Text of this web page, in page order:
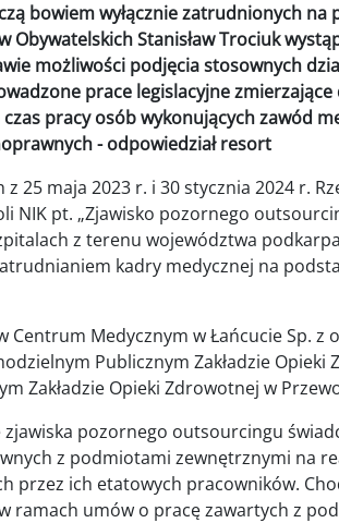
bowiem wyłącznie zatrudnionych
Obywatelskich Stanisław Trociuk
możliwości podjęcia stosownych
prace legislacyjne
pracy osób wykonujących zawód
- odpowiedział resort
25 maja 2023 r. i 30 stycznia 2024 r.
NIK pt. „Zjawisko pozornego
z terenu województwa
kadry medycznej na
Centrum Medycznym w Łańcucie Sp. z
Publicznym Zakładzie
Zakładzie Opieki Zdrowotnej w
zjawiska pozornego outsourcingu
z podmiotami zewnętrznymi na
przez ich etatowych pracowników.
ramach umów o pracę zawartych z